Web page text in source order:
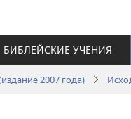
БИБЛЕЙСКИЕ УЧЕНИЯ
2007 года)